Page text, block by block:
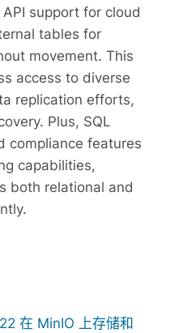
support for cloud
tables for
movement. This
access to diverse
replication efforts,
Plus, SQL
compliance features
capabilities,
both relational and
在 MinIO 上存储和